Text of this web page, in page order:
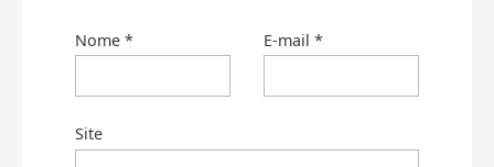
Nome * E-mail *
Site